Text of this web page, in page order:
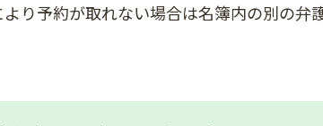
り予約が取れない場合は名簿内の別の弁